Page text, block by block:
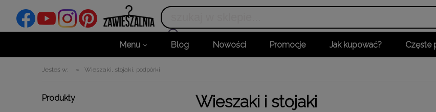
Menu Blog Nowości Promocje Jak kupować? Częste
Jesteś w: » Wieszaki, stojaki, podpórki
Produkty Wieszaki i stojaki